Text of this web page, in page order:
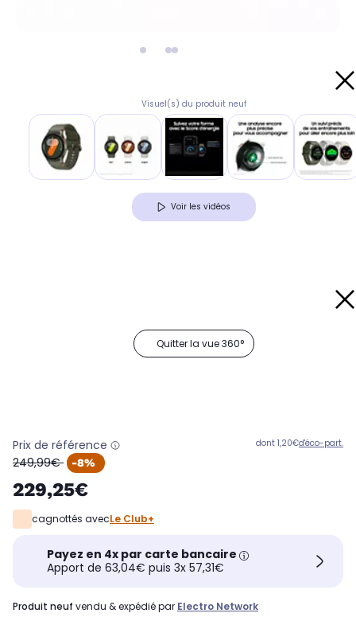
Visuel(s) du produit neuf
Voir les vidéos
Quitter la vue 360°
Prix de référence
oldPrice
249,99€ -8%
229,25€
dont 1,20€d'éco-part.
cagnottés avecLe Club+
Payez en 4x par carte bancaire
Apport de 63,04€ puis 3x 57,31€
produit neuf vendu & expédié par Electro Network